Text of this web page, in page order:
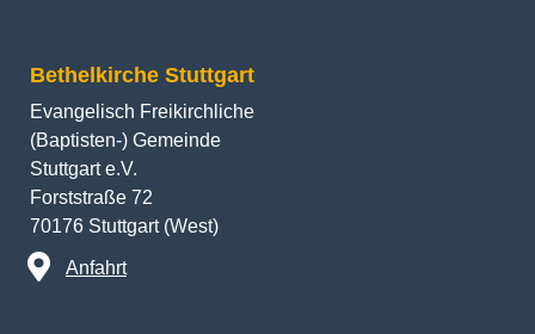
Bethelkirche Stuttgart
Evangelisch Freikirchliche
(Baptisten-) Gemeinde
Stuttgart e.V.
Forststraße 72
70176 Stuttgart (West)
Anfahrt